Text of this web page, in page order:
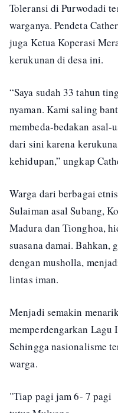
Toleransi di Purwodadi
warganya. Pendeta
juga Ketua Koperasi
kerukunan di desa ini.
“Saya sudah 33 tahun
nyaman. Kami saling
membeda-bedakan
dari sini karena
kehidupan,” ungkap
Warga dari berbagai
Sulaiman asal Subang,
Madura dan Tionghoa,
suasana damai. Bahkan,
dengan musholla,
lintas iman.
Menjadi semakin
memperdengarkan Lagu
Sehingga nasionalisme
warga.
"Tiap pagi jam 6- 7 pagi